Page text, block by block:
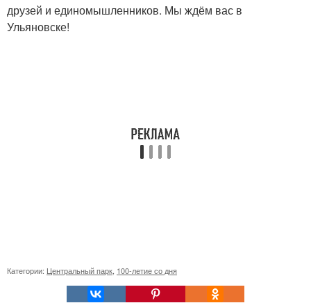
друзей и единомышленников. Мы ждём вас в
Ульяновске!
Категории: Центральный парк 100-летие со дня